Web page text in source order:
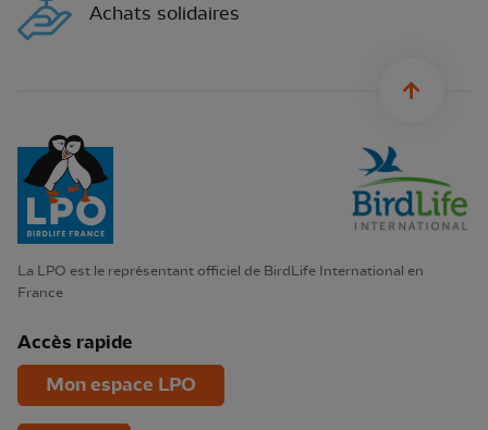
Achats solidaires
La LPO est le représentant officiel de BirdLife International en
France
Accès rapide
Mon espace LPO